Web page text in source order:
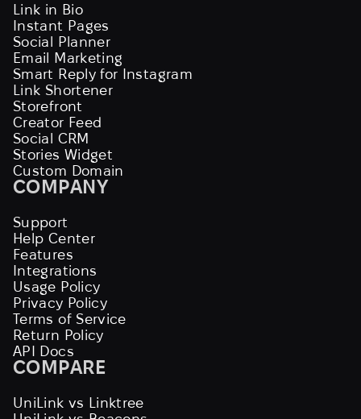
Link in Bio
Instant Pages
Social Planner
Email Marketing
Smart Reply for Instagram
Link Shortener
Storefront
Creator Feed
Social CRM
Stories Widget
Custom Domain
COMPANY
Support
Help Center
Features
Integrations
Usage Policy
Privacy Policy
Terms of Service
Return Policy
API Docs
COMPARE
UniLink vs Linktree